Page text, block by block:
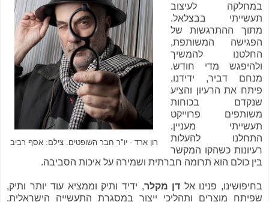
רון ארד - יו"ר חבר השופטים. צילם: אסף רביב
במחלקה לעיצוב
תעשייתי בבצלאל.
מתוך ההתרגשות של
הפגישה המשותפת,
החלטנו להמשיך
ולהיפגש מדי חודש.
מנחם דביר, ידידנו,
פיתח את הרעיון והציע
שנקדם בכוחות
משותפים פרוייקט
תעשייתי מעניין.
התחלנו להעלות
רעיונות כשהקו המקשר
בין כולם הוא תרומה חברתית ושמירה על איכות הסביבה.
בחיפושינו, פנינו אל דן מקלר, ידיד ותיק וממציא עוד יותר ותיק,
שפיתח מוצרים ותהליכי ייצור במסגרת התעשייה הישראלית.